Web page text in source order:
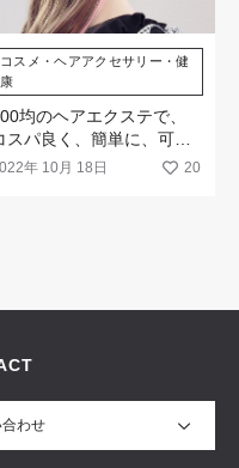
コスメ・ヘアアクセサリー・健
康
均のヘアエクステで、
スパ良く、簡単に、可愛
イメチェン！
年 10月 18日 20
わせ